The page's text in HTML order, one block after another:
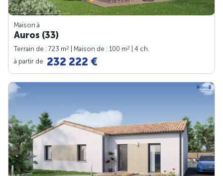
Maison à
Auros (33)
Terrain de : 723 m2 | Maison de : 100 m2
| 4 ch.
à partir de 232 222 €